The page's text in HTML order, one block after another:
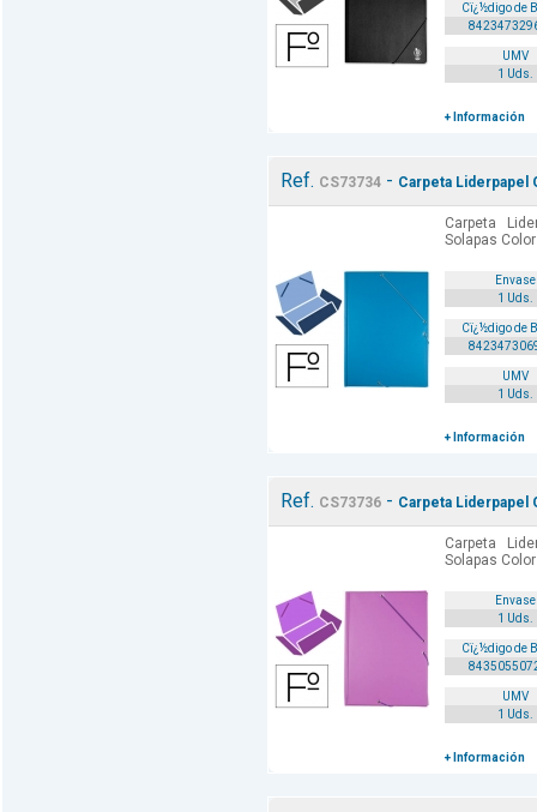
Cï¿½digo de
UMV
1 Uds.
+ Información
Ref. CS73734- Carpeta Liderpapel
Carpeta
Solapas
Envase
1 Uds.
Cï¿½digo de
UMV
1 Uds.
+ Información
Ref. CS73736- Carpeta Liderpapel
Carpeta
Solapas
Envase
1 Uds.
Cï¿½digo de
UMV
1 Uds.
+ Información